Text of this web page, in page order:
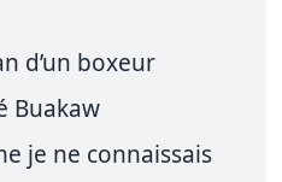
d’un boxeur
Buakaw
je ne connaissais